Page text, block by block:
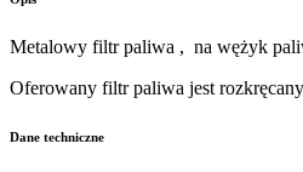
Metalowy filtr paliwa , na wężyk
Oferowany filtr paliwa jest
Dane techniczne